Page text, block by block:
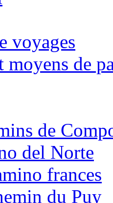
voyages
moyens de
de
del Norte
frances
du Puy